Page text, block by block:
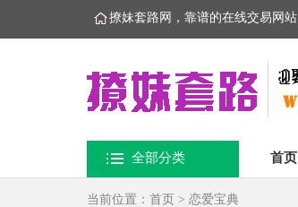
撩妹套路网，靠谱的在线交易网站
全部分类 首页
当前位置： 首页 > 恋爱宝典